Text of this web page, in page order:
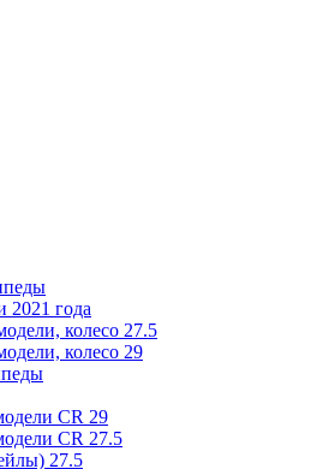
2021 года
колесо 27.5
колесо 29
CR 29
CR 27.5
27.5